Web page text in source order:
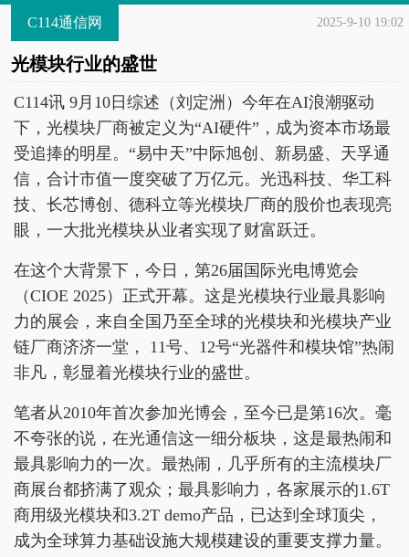
C114通信网 2025-9-10 19:02
光模块行业的盛世
C114讯 9月10日综述（刘定洲）今年在AI浪潮驱动
下，光模块厂商被定义为“AI硬件”，成为资本市场最
受追捧的明星。“易中天”中际旭创、新易盛、天孚通
信，合计市值一度突破了万亿元。光迅科技、华工科
技、长芯博创、德科立等光模块厂商的股价也表现亮
眼，一大批光模块从业者实现了财富跃迁。
在这个大背景下，今日，第26届国际光电博览会
（CIOE 2025）正式开幕。这是光模块行业最具影响
力的展会，来自全国乃至全球的光模块和光模块产业
链厂商济济一堂， 11号、12号“光器件和模块馆”热闹
非凡，彰显着光模块行业的盛世。
笔者从2010年首次参加光博会，至今已是第16次。毫
不夸张的说，在光通信这一细分板块，这是最热闹和
最具影响力的一次。最热闹，几乎所有的主流模块厂
商展台都挤满了观众；最具影响力，各家展示的1.6T
商用级光模块和3.2T demo产品，已达到全球顶尖，
成为全球算力基础设施大规模建设的重要支撑力量。